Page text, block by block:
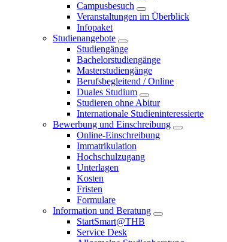
Campusbesuch
Veranstaltungen im Überblick
Infopaket
Studienangebote
Studiengänge
Bachelorstudiengänge
Masterstudiengänge
Berufsbegleitend / Online
Duales Studium
Studieren ohne Abitur
Internationale Studieninteressierte
Bewerbung und Einschreibung
Online-Einschreibung
Immatrikulation
Hochschulzugang
Unterlagen
Kosten
Fristen
Formulare
Information und Beratung
StartSmart@THB
Service Desk